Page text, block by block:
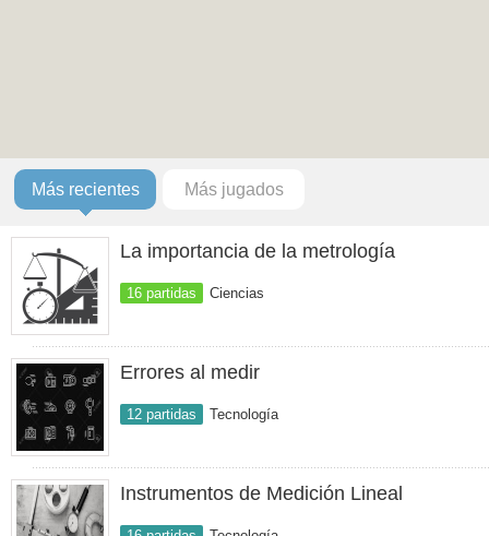
Más recientes Más jugados
La importancia de la metrología
16 partidas Ciencias
Errores al medir
12 partidas Tecnología
Instrumentos de Medición Lineal